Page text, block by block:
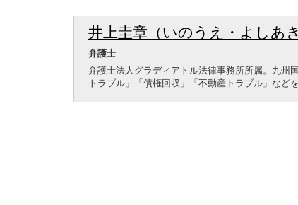
井上圭章（いのうえ・よしあき
弁護士
弁護士法人グラディアトル法律事務所所属。九州
トラブル」「債権回収」「不動産トラブル」など